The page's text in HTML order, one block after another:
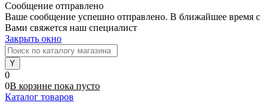
Сообщение отправлено
Ваше сообщение успешно отправлено. В ближайшее время с
Вами свяжется наш специалист
Закрыть окно
0
0В корзине пока пусто
Каталог товаров